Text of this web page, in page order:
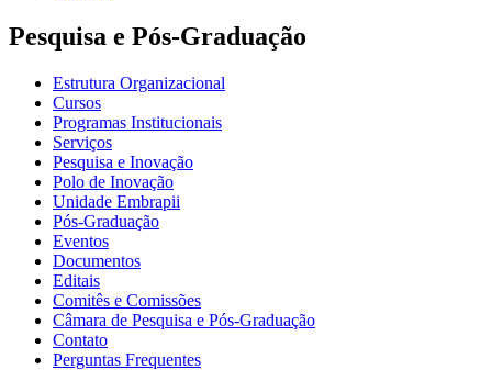
Pesquisa e Pós-Graduação
Estrutura Organizacional
Cursos
Programas Institucionais
Serviços
Pesquisa e Inovação
Polo de Inovação
Unidade Embrapii
Pós-Graduação
Eventos
Documentos
Editais
Comitês e Comissões
Câmara de Pesquisa e Pós-Graduação
Contato
Perguntas Frequentes